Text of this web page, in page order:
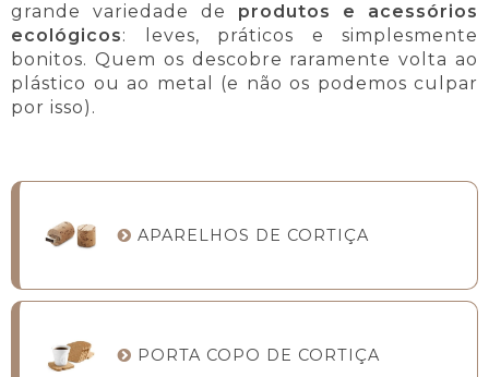
grande variedade de produtos e acessórios
ecológicos: leves, práticos e simplesmente
bonitos. Quem os descobre raramente volta ao
plástico ou ao metal (e não os podemos culpar
por isso).
APARELHOS DE CORTIÇA
PORTA COPO DE CORTIÇA